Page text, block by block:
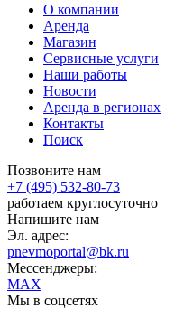
О компании
Аренда
Магазин
Сервисные услуги
Наши работы
Новости
Аренда в регионах
Контакты
Поиск
Позвоните нам
+7 (495) 532-80-73
работаем круглосуточно
Напишите нам
Эл. адрес:
pnevmoportal@bk.ru
Мессенджеры:
MAX
Мы в соцсетях